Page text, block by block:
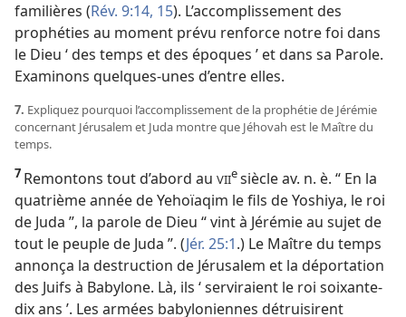
familières (Rév. 9:14, 15). L’accomplissement des
prophéties au moment prévu renforce notre foi dans
le Dieu ‘ des temps et des époques ’ et dans sa Parole.
Examinons quelques-unes d’entre elles.
7. Expliquez pourquoi l’accomplissement de la prophétie de Jérémie
concernant Jérusalem et Juda montre que Jéhovah est le Maître du
temps.
7 Remontons tout d’abord au VIIesiècle av. n. è. “ En la
quatrième année de Yehoïaqim le fils de Yoshiya, le roi
de Juda ”, la parole de Dieu “ vint à Jérémie au sujet de
tout le peuple de Juda ”. (Jér. 25:1.) Le Maître du temps
annonça la destruction de Jérusalem et la déportation
des Juifs à Babylone. Là, ils ‘ serviraient le roi soixante-
dix ans ’. Les armées babyloniennes détruisirent